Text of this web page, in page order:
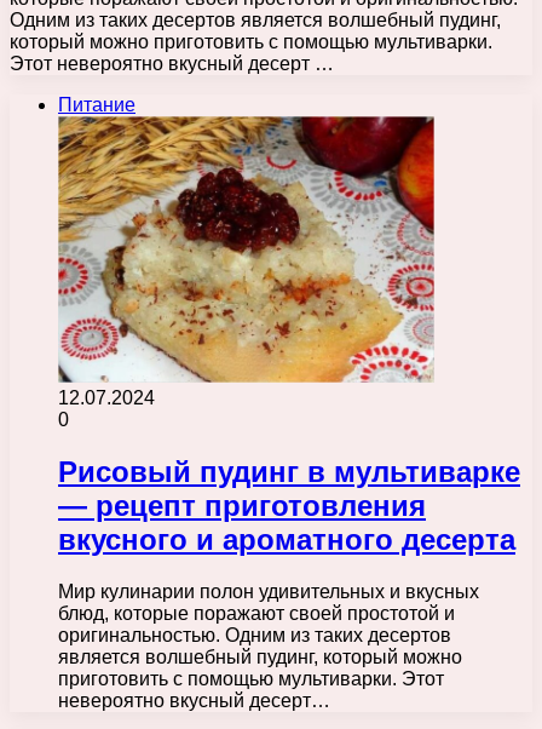
Одним из таких десертов является волшебный пудинг,
который можно приготовить с помощью мультиварки.
Этот невероятно вкусный десерт …
Питание
12.07.2024
0
Рисовый пудинг в мультиварке
— рецепт приготовления
вкусного и ароматного десерта
Мир кулинарии полон удивительных и вкусных
блюд, которые поражают своей простотой и
оригинальностью. Одним из таких десертов
является волшебный пудинг, который можно
приготовить с помощью мультиварки. Этот
невероятно вкусный десерт…